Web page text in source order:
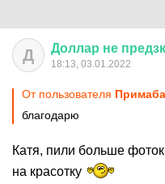
Д Доллар не
18:13, 03.01.2022
От пользователя
благодарю
Катя, пили больше
на красотку